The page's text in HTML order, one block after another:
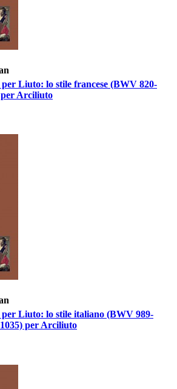
Liuto: lo stile francese (BWV 820-
per Arciliuto
per Liuto: lo stile italiano (BWV 989-
1035) per Arciliuto